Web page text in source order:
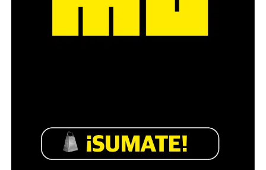
mamá de Lucía Pérez
“Estamos como el día 1”. La frase de la madre de la joven
asesinada en 2016 remite a aquel año: cuando